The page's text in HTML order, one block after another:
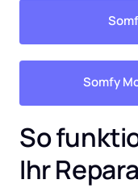
Somfy
So
Ihr